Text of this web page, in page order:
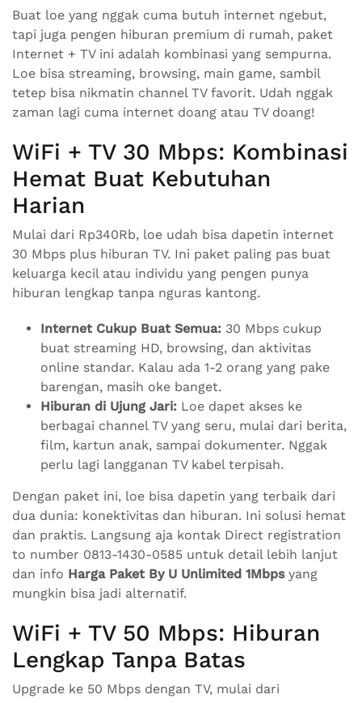
Buat loe yang nggak cuma butuh internet ngebut,
tapi juga pengen hiburan premium di rumah, paket
Internet + TV ini adalah kombinasi yang sempurna.
Loe bisa streaming, browsing, main game, sambil
tetep bisa nikmatin channel TV favorit. Udah nggak
zaman lagi cuma internet doang atau TV doang!
WiFi + TV 30 Mbps: Kombinasi
Hemat Buat Kebutuhan
Harian
Mulai dari Rp340Rb, loe udah bisa dapetin internet
30 Mbps plus hiburan TV. Ini paket paling pas buat
keluarga kecil atau individu yang pengen punya
hiburan lengkap tanpa nguras kantong.
Internet Cukup Buat Semua: 30 Mbps cukup
buat streaming HD, browsing, dan aktivitas
online standar. Kalau ada 1-2 orang yang pake
barengan, masih oke banget.
Hiburan di Ujung Jari: Loe dapet akses ke
berbagai channel TV yang seru, mulai dari berita,
film, kartun anak, sampai dokumenter. Nggak
perlu lagi langganan TV kabel terpisah.
Dengan paket ini, loe bisa dapetin yang terbaik dari
dua dunia: konektivitas dan hiburan. Ini solusi hemat
dan praktis. Langsung aja kontak Direct registration
to number 0813-1430-0585 untuk detail lebih lanjut
dan info Harga Paket By U Unlimited 1Mbpsyang
mungkin bisa jadi alternatif.
WiFi + TV 50 Mbps: Hiburan
Lengkap Tanpa Batas
Upgrade ke 50 Mbps dengan TV, mulai dari